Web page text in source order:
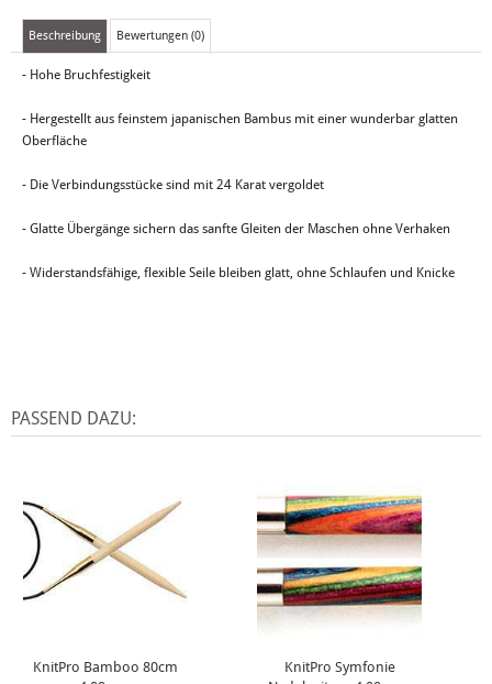
Beschreibung Bewertungen (0)
- Hohe Bruchfestigkeit
- Hergestellt aus feinstem japanischen Bambus mit einer wunderbar glatten
Oberfläche
- Die Verbindungsstücke sind mit 24 Karat vergoldet
- Glatte Übergänge sichern das sanfte Gleiten der Maschen ohne Verhaken
- Widerstandsfähige, flexible Seile bleiben glatt, ohne Schlaufen und Knicke
PASSEND DAZU:
KnitPro Bamboo 80cm
KnitPro Symfonie